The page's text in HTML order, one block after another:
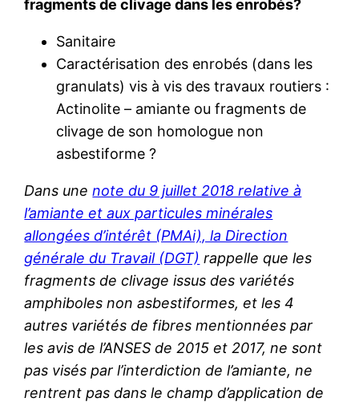
fragments de clivage dans les enrobés?
Sanitaire
Caractérisation des enrobés (dans les
granulats) vis à vis des travaux routiers :
Actinolite – amiante ou fragments de
clivage de son homologue non
asbestiforme ?
Dans unenote du 9 juillet 2018 relative à
l’amiante et aux particules minérales
allongées d’intérêt (PMAi), la Direction
générale du Travail (DGT) rappelle que les
fragments de clivage issus des variétés
amphiboles non asbestiformes, et les 4
autres variétés de fibres mentionnées par
les avis de l’ANSES de 2015 et 2017, ne sont
pas visés par l’interdiction de l’amiante, ne
rentrent pas dans le champ d’application de